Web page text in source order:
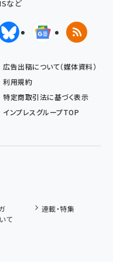
など
クス)BlueskyGoogleニュ
RSS
広告出稿について（媒体資料）
利用規約
特定商取引法に基づく表示
インプレスグループTOP
連載・特集
て